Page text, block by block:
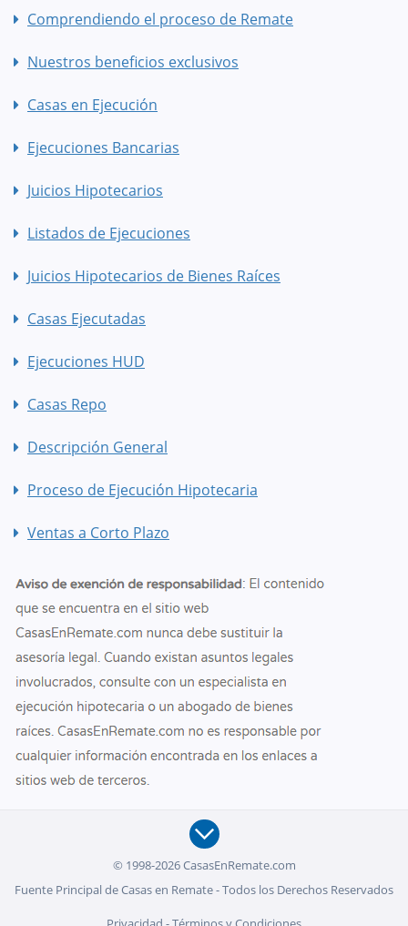
Comprendiendo el proceso de Remate
Nuestros beneficios exclusivos
Casas en Ejecución
Ejecuciones Bancarias
Juicios Hipotecarios
Listados de Ejecuciones
Juicios Hipotecarios de Bienes Raíces
Casas Ejecutadas
Ejecuciones HUD
Casas Repo
Descripción General
Proceso de Ejecución Hipotecaria
Ventas a Corto Plazo
© 1998-2026 CasasEnRemate.com
Fuente Principal de Casas en Remate - Todos los Derechos Reservados